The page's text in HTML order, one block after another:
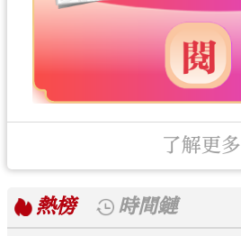
了解更多
熱榜
時間鏈